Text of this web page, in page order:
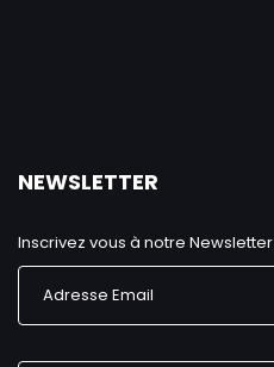
NEWSLETTER
Inscrivez vous à notre Newsletter